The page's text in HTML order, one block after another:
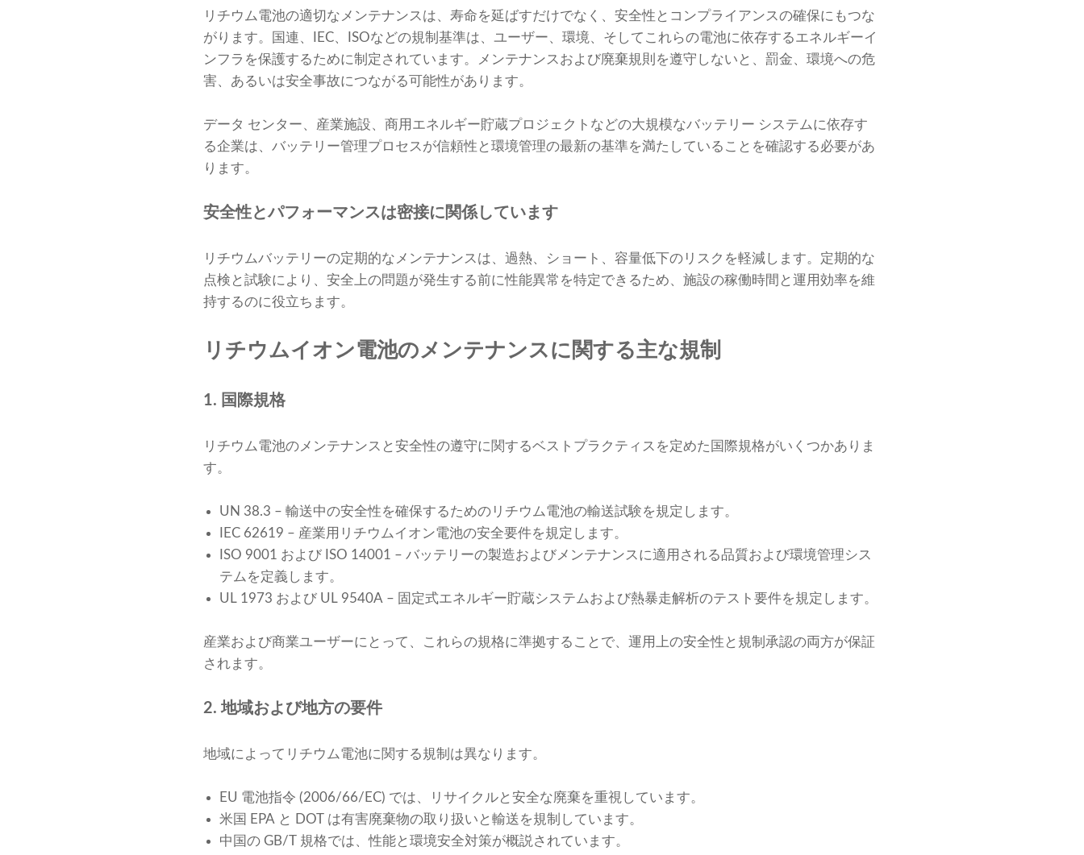
リチウム電池の適切なメンテナンスは、寿命を延ばすだけでなく、安全性とコンプライアンスの確保にもつな
がります。国連、IEC、ISOなどの規制基準は、ユーザー、環境、そしてこれらの電池に依存するエネルギーイ
ンフラを保護するために制定されています。メンテナンスおよび廃棄規則を遵守しないと、罰金、環境への危
害、あるいは安全事故につながる可能性があります。
データ センター、産業施設、商用エネルギー貯蔵プロジェクトなどの大規模なバッテリー システムに依存す
る企業は、バッテリー管理プロセスが信頼性と環境管理の最新の基準を満たしていることを確認する必要があ
ります。
安全性とパフォーマンスは密接に関係しています
リチウムバッテリーの定期的なメンテナンスは、過熱、ショート、容量低下のリスクを軽減します。定期的な
点検と試験により、安全上の問題が発生する前に性能異常を特定できるため、施設の稼働時間と運用効率を維
持するのに役立ちます。
リチウムイオン電池のメンテナンスに関する主な規制
1. 国際規格
リチウム電池のメンテナンスと安全性の遵守に関するベストプラクティスを定めた国際規格がいくつかありま
す。
UN 38.3 – 輸送中の安全性を確保するためのリチウム電池の輸送試験を規定します。
IEC 62619 – 産業用リチウムイオン電池の安全要件を規定します。
ISO 9001 および ISO 14001 – バッテリーの製造およびメンテナンスに適用される品質および環境管理シス
テムを定義します。
UL 1973 および UL 9540A – 固定式エネルギー貯蔵システムおよび熱暴走解析のテスト要件を規定します。
産業および商業ユーザーにとって、これらの規格に準拠することで、運用上の安全性と規制承認の両方が保証
されます。
2. 地域および地方の要件
地域によってリチウム電池に関する規制は異なります。
EU 電池指令 (2006/66/EC) では、リサイクルと安全な廃棄を重視しています。
米国 EPA と DOT は有害廃棄物の取り扱いと輸送を規制しています。
中国の GB/T 規格では、性能と環境安全対策が概説されています。